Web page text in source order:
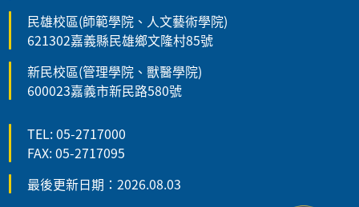
民雄校區(師範學院、人文藝術學院)
621302嘉義縣民雄鄉文隆村85號
新民校區(管理學院、獸醫學院)
600023嘉義市新民路580號
TEL: 05-2717000
FAX: 05-2717095
最後更新日期：2026.08.03